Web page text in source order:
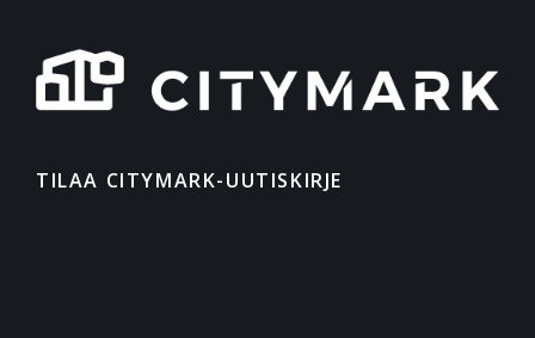
TILAA CITYMARK-UUTISKIRJE